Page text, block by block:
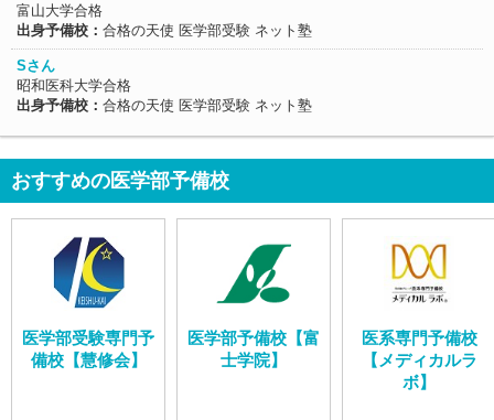
富山大学合格
出身予備校： 合格の天使 医学部受験 ネット塾
Sさん
昭和医科大学合格
出身予備校： 合格の天使 医学部受験 ネット塾
おすすめの医学部予備校
医学部受験専門予
備校【慧修会】
医学部予備校【富
士学院】
医系専門予備校
【メディカルラ
ボ】